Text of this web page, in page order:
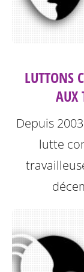
LUTTONS
AUX
Depuis
lutte